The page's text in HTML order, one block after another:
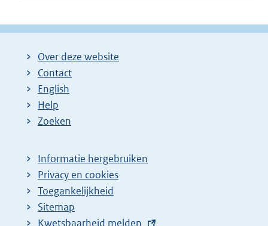
Over deze website
Contact
English
Help
Zoeken
Informatie hergebruiken
Privacy en cookies
Toegankelijkheid
Sitemap
E
Kwetsbaarheid melden